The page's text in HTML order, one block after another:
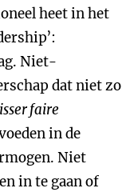
heet in het
Niet-
dat niet zo
faire
in de
Niet
in te gaan of